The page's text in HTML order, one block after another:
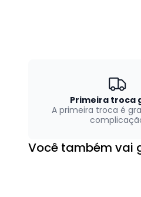
Primeira troca
A primeira troca é
Você também vai